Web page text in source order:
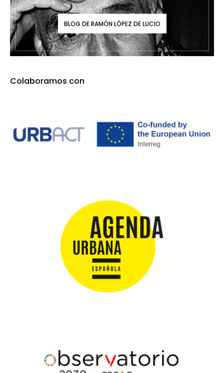
BLOG DE RAMÓN LÓPEZ DE LUCIO
Colaboramos con